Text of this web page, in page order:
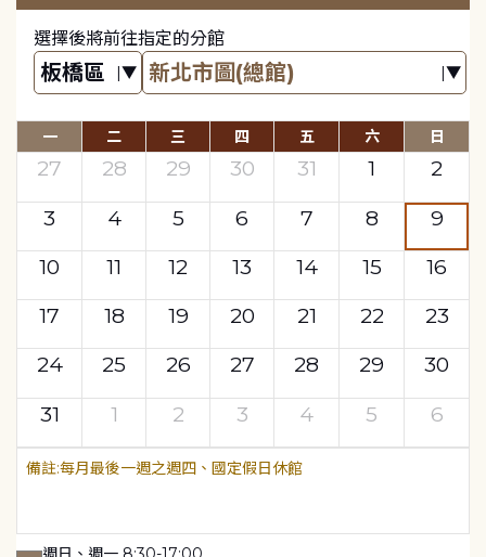
選擇後將前往指定的分館
一 二 三 四 五 六 日
27 28 29 30 31 1
2
3
4 5 6 7 8
9
10
11 12 13 14 15
16
17
18 19 20 21 22
23
24
25 26 27 28 29
30
31
1 2 3 4 5 6
每月最後一週之週四、國定假日休館